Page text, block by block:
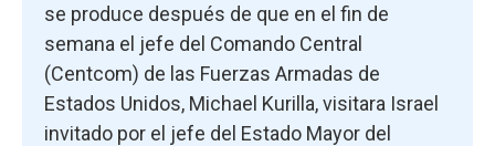
se produce después de que en el fin de
semana el jefe del Comando Central
(Centcom) de las Fuerzas Armadas de
Estados Unidos, Michael Kurilla, visitara Israel
invitado por el jefe del Estado Mayor del